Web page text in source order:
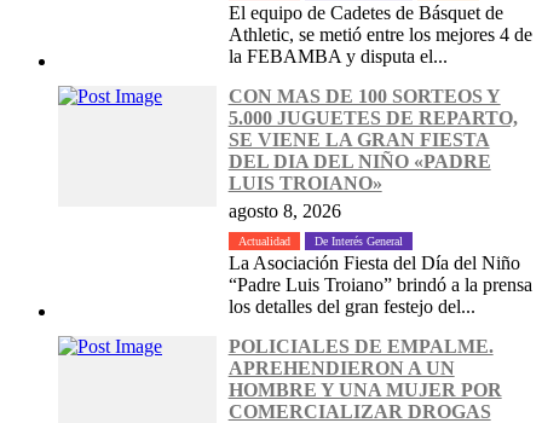
El equipo de Cadetes de Básquet de
Athletic, se metió entre los mejores 4 de
la FEBAMBA y disputa el...
CON MAS DE 100 SORTEOS Y
5.000 JUGUETES DE REPARTO,
SE VIENE LA GRAN FIESTA
DEL DIA DEL NIÑO «PADRE
LUIS TROIANO»
agosto 8, 2026
Actualidad De Interés General
La Asociación Fiesta del Día del Niño
“Padre Luis Troiano” brindó a la prensa
los detalles del gran festejo del...
POLICIALES DE EMPALME.
APREHENDIERON A UN
HOMBRE Y UNA MUJER POR
COMERCIALIZAR DROGAS